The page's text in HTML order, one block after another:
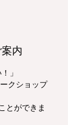
内
」
クショップ
とができま